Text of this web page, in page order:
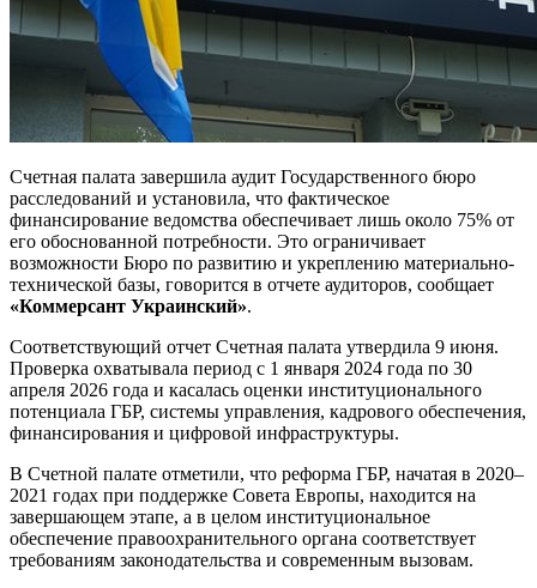
Счетная палата завершила аудит Государственного бюро
расследований и установила, что фактическое
финансирование ведомства обеспечивает лишь около 75% от
его обоснованной потребности. Это ограничивает
возможности Бюро по развитию и укреплению материально-
технической базы, говорится в отчете аудиторов, сообщает
«Коммерсант Украинский».
Соответствующий отчет Счетная палата утвердила 9 июня.
Проверка охватывала период с 1 января 2024 года по 30
апреля 2026 года и касалась оценки институционального
потенциала ГБР, системы управления, кадрового обеспечения,
финансирования и цифровой инфраструктуры.
В Счетной палате отметили, что реформа ГБР, начатая в 2020–
2021 годах при поддержке Совета Европы, находится на
завершающем этапе, а в целом институциональное
обеспечение правоохранительного органа соответствует
требованиям законодательства и современным вызовам.